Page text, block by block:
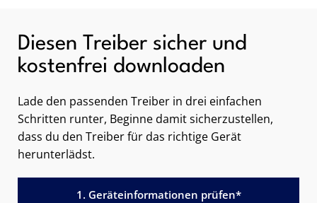
Diesen Treiber sicher und
kostenfrei downloaden
Lade den passenden Treiber in drei einfachen
Schritten runter, Beginne damit sicherzustellen,
dass du den Treiber für das richtige Gerät
herunterlädst.
1. Geräteinformationen prüfen*